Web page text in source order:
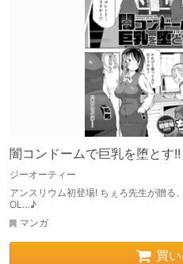
闇コンドームで巨乳を堕とす!!
ジーオーティー
アンスリウム初登場! ちぇろ先生が贈る
OL…♪
マンガ
買い